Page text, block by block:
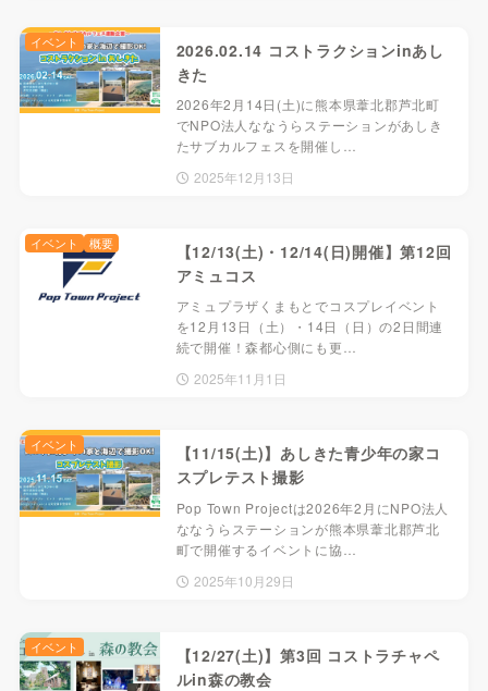
2026.02.14 コストラクションinあし
きた
2026年2月14日(土)に熊本県葦北郡芦北町
でNPO法人ななうらステーションがあしき
たサブカルフェスを開催し…
2025年12月13日
イベント
【12/13(土)・12/14(日)開催】第12回
アミュコス
アミュプラザくまもとでコスプレイベント
を12月13日（土）・14日（日）の2日間連
続で開催！森都心側にも更…
2025年11月1日
イベント 概要
【11/15(土)】あしきた青少年の家コ
スプレテスト撮影
Pop Town Projectは2026年2月にNPO法人
ななうらステーションが熊本県葦北郡芦北
町で開催するイベントに協…
2025年10月29日
イベント
【12/27(土)】第3回 コストラチャペ
ルin森の教会
イベント